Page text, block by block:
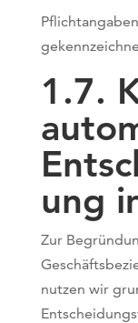
1.7.
ung
Zur
nutzen wir